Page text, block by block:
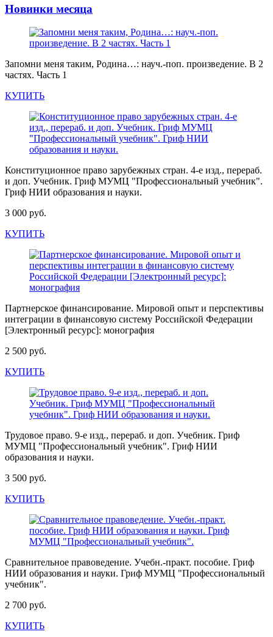
Новинки месяца
Запомни меня таким, Родина…: науч.-поп. произведение. В 2
частях. Часть 1
КУПИТЬ
Конституционное право зарубежных стран. 4-е изд., перераб.
и доп. Учебник. Гриф МУМЦ "Профессиональный учебник".
Гриф НИИ образования и науки.
3 000 руб.
КУПИТЬ
Партнерское финансирование. Мировой опыт и перспективы
интеграции в финансовую систему Российской Федерации
[Электронный ресурс]: монография
2 500 руб.
КУПИТЬ
Трудовое право. 9-е изд., перераб. и доп. Учебник. Гриф
МУМЦ "Профессиональный учебник". Гриф НИИ
образования и науки.
3 500 руб.
КУПИТЬ
Сравнительное правоведение. Учебн.-практ. пособие. Гриф
НИИ образования и науки. Гриф МУМЦ "Профессиональный
учебник".
2 700 руб.
КУПИТЬ